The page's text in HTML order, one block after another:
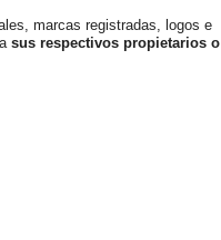
marcas registradas, logos e
sus respectivos propietarios o